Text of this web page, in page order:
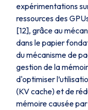
expérimentations
ressources des
[12], grâce au
dans le papier
du mécanisme de
gestion de la
d'optimiser
(KV cache) et de
mémoire causée